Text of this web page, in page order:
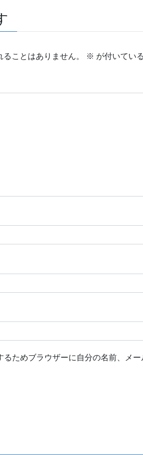
ことはありません。 ※ が付いてい
ためブラウザーに自分の名前、メー